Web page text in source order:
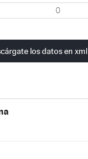
0
los datos en xml